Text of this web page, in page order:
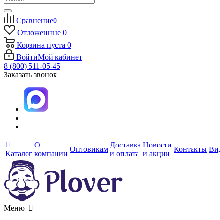
Сравнение0
Отложенные 0
Корзина пуста 0
ВойтиМой кабинет
8 (800) 511-05-45
Заказать звонок
Каталог
О
компании
Оптовикам
Доставка
и оплата
Новости
и акции
Контакты
Меню